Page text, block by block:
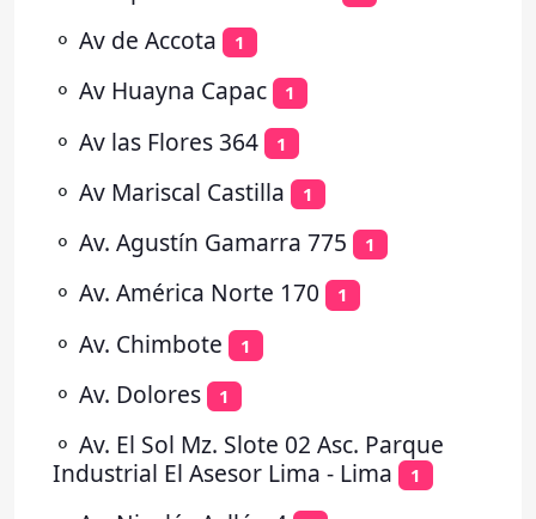
⚬ Av de Accota 1
⚬ Av Huayna Capac 1
⚬ Av las Flores 364 1
⚬ Av Mariscal Castilla 1
⚬ Av. Agustín Gamarra 775 1
⚬ Av. América Norte 170 1
⚬ Av. Chimbote 1
⚬ Av. Dolores 1
⚬ Av. El Sol Mz. Slote 02 Asc. Parque
Industrial El Asesor Lima - Lima
1